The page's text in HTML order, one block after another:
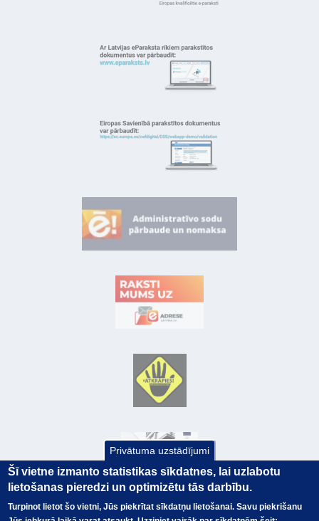
Privātuma uzstādījumi
Šī vietne izmanto statistikas sīkdatnes, lai uzlabotu
lietošanas pieredzi un optimizētu tās darbību.
Turpinot lietot šo vietni, Jūs piekrītat sīkdatņu lietošanai. Savu piekrišanu